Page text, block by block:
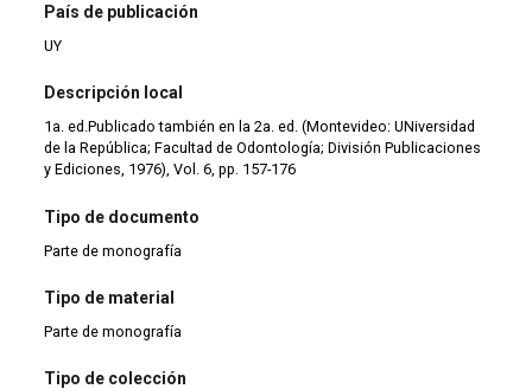
País de publicación
UY
Descripción local
1a. ed.Publicado también en la 2a. ed. (Montevideo: UNiversidad
de la República; Facultad de Odontología; División Publicaciones
y Ediciones, 1976), Vol. 6, pp. 157-176
Tipo de documento
Parte de monografía
Tipo de material
Parte de monografía
Tipo de colección